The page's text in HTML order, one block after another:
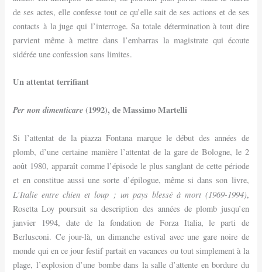
de ses actes, elle confesse tout ce qu’elle sait de ses actions et de ses
contacts à la juge qui l’interroge. Sa totale détermination à tout dire
parvient même à mettre dans l’embarras la magistrate qui écoute
sidérée une confession sans limites.
Un attentat terrifiant
Per non dimenticare(1992), de Massimo Martelli
Si l’attentat de la piazza Fontana marque le début des années de
plomb, d’une certaine manière l’attentat de la gare de Bologne, le 2
août 1980, apparaît comme l’épisode le plus sanglant de cette période
et en constitue aussi une sorte d’épilogue, même si dans son livre,
L’Italie entre chien et loup ; un pays blessé à mort (1969-1994),
Rosetta Loy poursuit sa description des années de plomb jusqu’en
janvier 1994, date de la fondation de Forza Italia, le parti de
Berlusconi. Ce jour-là, un dimanche estival avec une gare noire de
monde qui en ce jour festif partait en vacances ou tout simplement à la
plage, l’explosion d’une bombe dans la salle d’attente en bordure du